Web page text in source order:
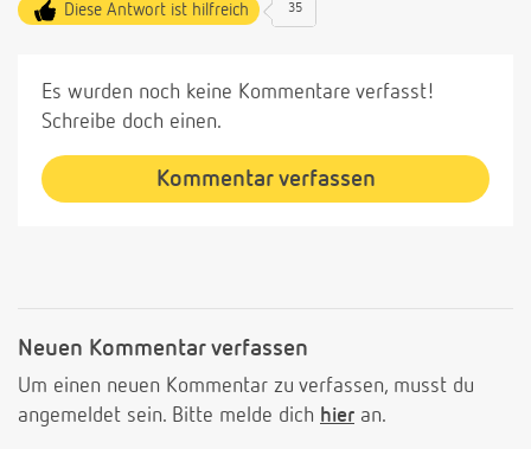
Diese Antwort ist hilfreich 35
Es wurden noch keine Kommentare verfasst!
Schreibe doch einen.
Kommentar verfassen
Neuen Kommentar verfassen
Um einen neuen Kommentar zu verfassen, musst du
angemeldet sein. Bitte melde dich hier an.